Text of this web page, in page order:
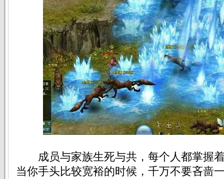
成员与家族生死与共，每个人都掌握
当你手头比较宽裕的时候，千万不要吝啬